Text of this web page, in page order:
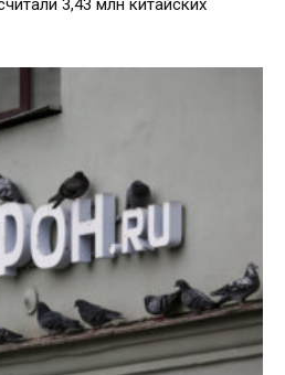
3,43 млн китайских